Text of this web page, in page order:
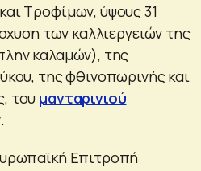
Τροφίμων, ύψους 31
των καλλιεργειών της
καλαμών), της
της φθινοπωρινής και
του μανταρινιού
Επιτροπή